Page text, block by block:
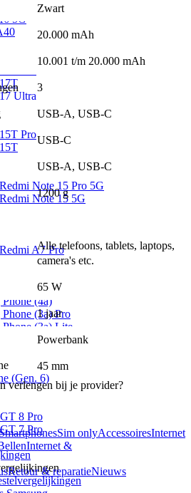
5G
Ultra
Pro
Note 15 Pro+ 5G
Note 15 Pro 5G
Note 15 5G
15C
A7 Pro
(4a) Pro
(4a)
(3a) Pro
(3a) Lite
Phone (3)
(Gen. 6)
8 Pro
7 Pro
Zwart
20.000 mAh
10.001 t/m 20.000 mAh
3
USB-A, USB-C
USB-C
USB-A, USB-C
1200 g
Alle telefoons, tablets, laptops,
camera's etc.
65 W
1 jaar
Powerbank
45 mm
verlengen bij je provider?
Sim onlyAccessoiresInternet
Internet &
Retour & reparatieNieuws